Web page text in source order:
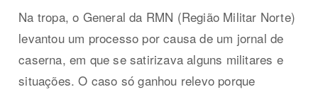
Na tropa, o General da RMN (Região Militar Norte)
levantou um processo por causa de um jornal de
caserna, em que se satirizava alguns militares e
situações. O caso só ganhou relevo porque